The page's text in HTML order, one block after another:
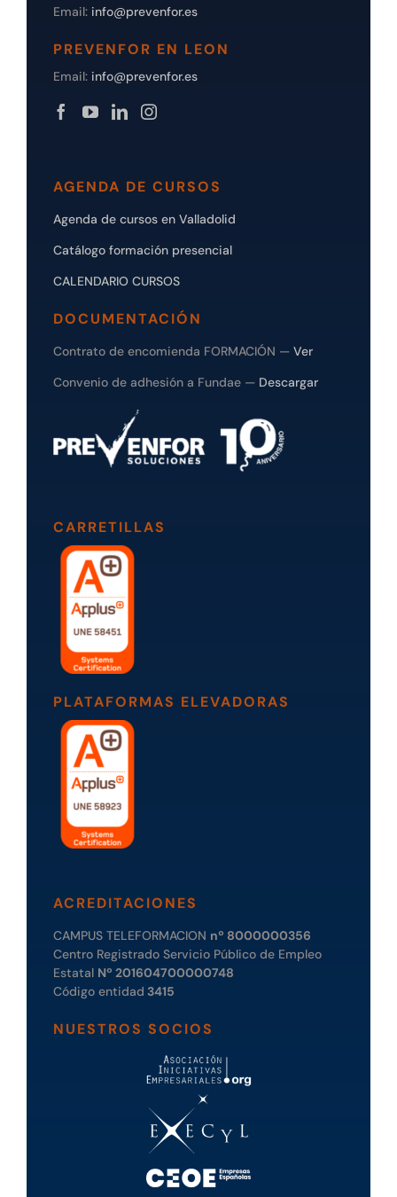
Email: info@prevenfor.es
PREVENFOR EN LEON
Email: info@prevenfor.es
AGENDA DE CURSOS
Agenda de cursos en Valladolid
Catálogo formación presencial
CALENDARIO CURSOS
DOCUMENTACIÓN
Contrato de encomienda FORMACIÓN — Ver
Convenio de adhesión a Fundae — Descargar
CARRETILLAS
PLATAFORMAS ELEVADORAS
ACREDITACIONES
CAMPUS TELEFORMACION nº 8000000356
Centro Registrado Servicio Público de Empleo
Estatal Nº 201604700000748
Código entidad 3415
NUESTROS SOCIOS